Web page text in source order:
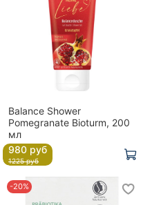
Balance Shower
Pomegranate Bioturm, 200
мл
980 руб
1225 руб
-20%